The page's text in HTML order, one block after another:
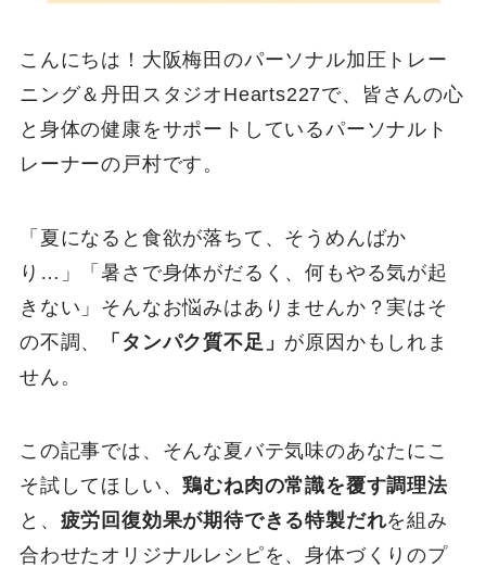
こんにちは！大阪梅田のパーソナル加圧トレー
ニング＆丹田スタジオHearts227で、皆さんの心
と身体の健康をサポートしているパーソナルト
レーナーの戸村です。
「夏になると食欲が落ちて、そうめんばか
り…」「暑さで身体がだるく、何もやる気が起
きない」そんなお悩みはありませんか？実はそ
の不調、
「タンパク質不足」 が原因かもしれま
せん。
この記事では、そんな夏バテ気味のあなたにこ
そ試してほしい、鶏むね肉の常識を覆す調理法
と、 疲労回復効果が期待できる特製だれを組み
合わせたオリジナルレシピを、身体づくりのプ